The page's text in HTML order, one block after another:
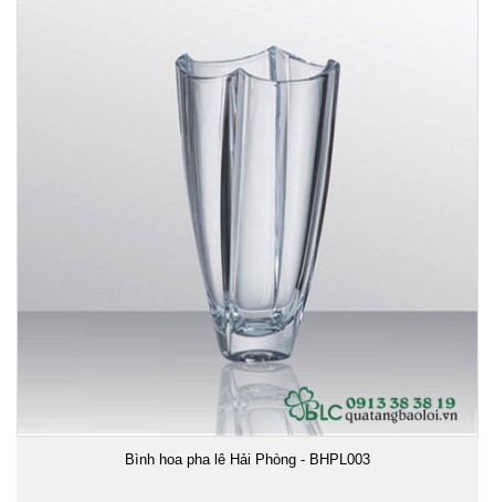
Bình hoa pha lê Hải Phòng - BHPL003